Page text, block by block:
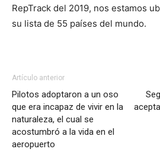
RepTrack del 2019, nos estamos
su lista de 55 países del mundo.
Artículo anterior
Pilotos adoptaron a un oso
que era incapaz de vivir en la
naturaleza, el cual se
acostumbró a la vida en el
aeropuerto